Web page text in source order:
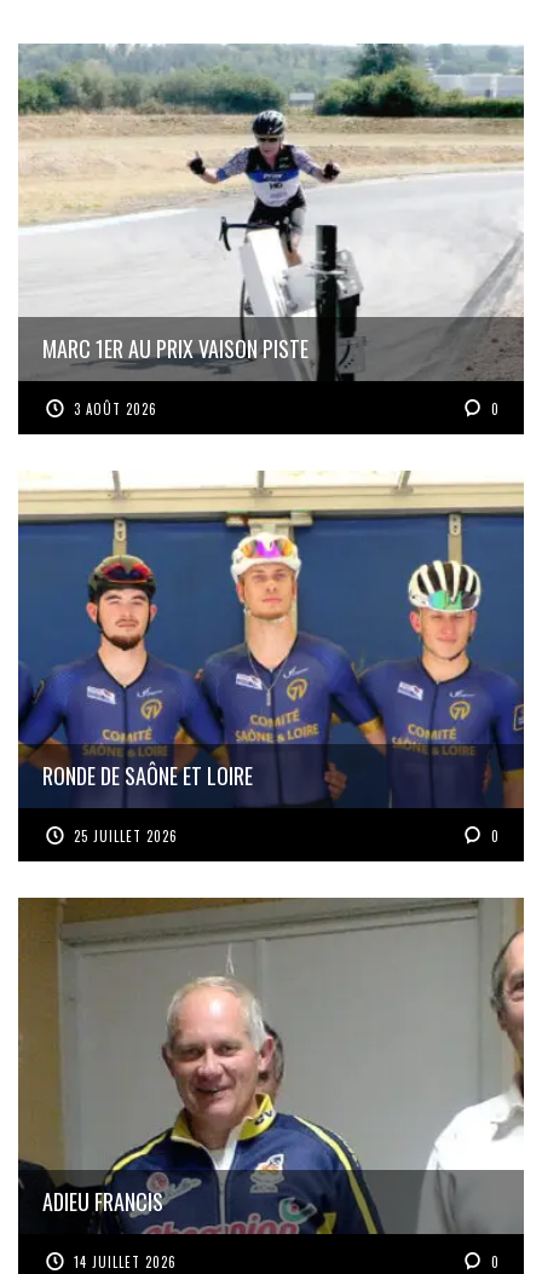
MARC 1ER AU PRIX VAISON PISTE
3 AOÛT 2026 0
RONDE DE SAÔNE ET LOIRE
25 JUILLET 2026 0
ADIEU FRANCIS
14 JUILLET 2026 0